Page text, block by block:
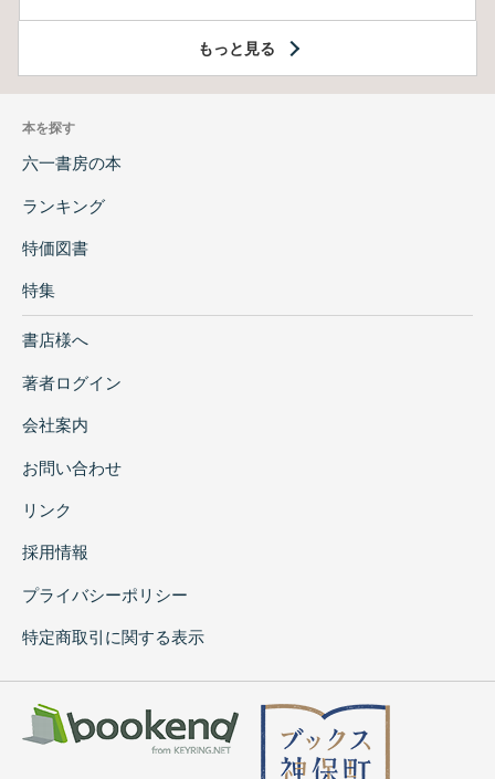
もっと見る
本を探す
六一書房の本
ランキング
特価図書
特集
書店様へ
著者ログイン
会社案内
お問い合わせ
リンク
採用情報
プライバシーポリシー
特定商取引に関する表示